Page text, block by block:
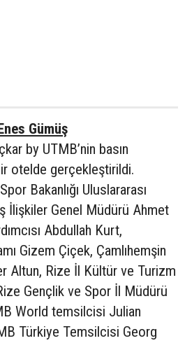
Gümüş
by UTMB’nin basın
otelde gerçekleştirildi.
Bakanlığı Uluslararası
İlişkiler Genel Müdürü Ahmet
Abdullah Kurt,
Gizem Çiçek, Çamlıhemşin
Altun, Rize İl Kültür ve Turizm
Gençlik ve Spor İl Müdürü
World temsilcisi Julian
Türkiye Temsilcisi Georg